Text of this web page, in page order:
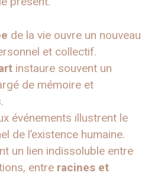
de la vie ouvre un nouveau
et collectif.
instaure souvent un
de mémoire et
événements illustrent le
de l’existence humaine.
un lien indissoluble entre
entre racines et